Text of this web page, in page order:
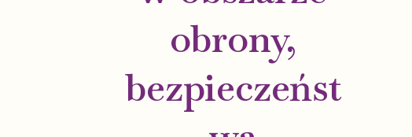
obrony,
bezpieczeńst